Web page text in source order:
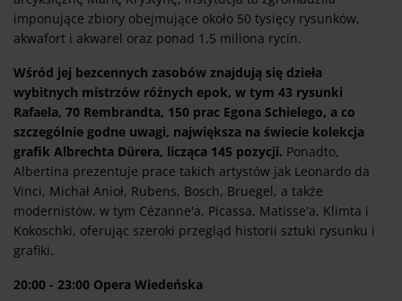
imponujące zbiory obejmujące około 50 tysięcy rysunków,
akwafort i akwarel oraz ponad 1,5 miliona rycin.
Wśród jej bezcennych zasobów znajdują się dzieła
wybitnych mistrzów różnych epok, w tym 43 rysunki
Rafaela, 70 Rembrandta, 150 prac Egona Schielego, a co
szczególnie godne uwagi, największa na świecie kolekcja
grafik Albrechta Dürera, licząca 145 pozycji. Ponadto,
Albertina prezentuje prace takich artystów jak Leonardo da
Vinci, Michał Anioł, Rubens, Bosch, Bruegel, a także
modernistów, w tym Cézanne'a, Picassa, Matisse'a, Klimta i
Kokoschki, oferując szeroki przegląd historii sztuki rysunku i
grafiki.
20:00 - 23:00 Opera Wiedeńska